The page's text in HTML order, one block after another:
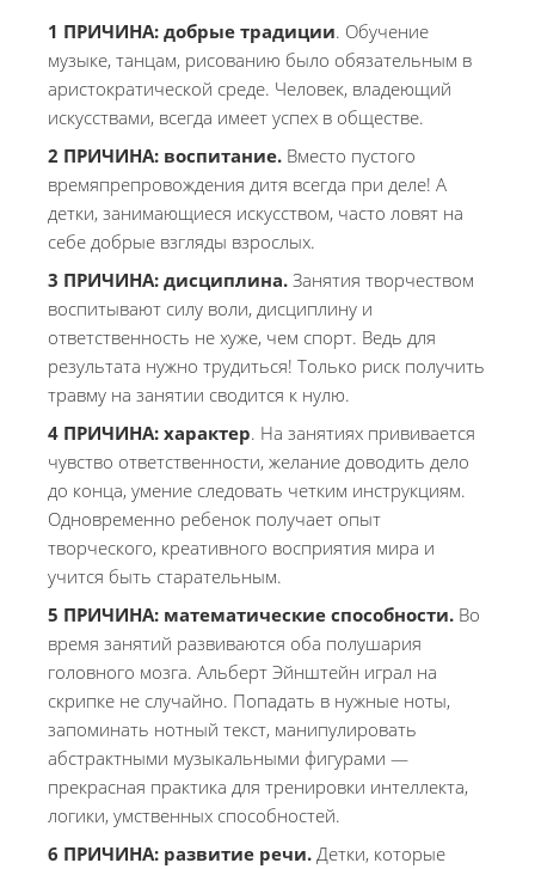
1 ПРИЧИНА: добрые традиции. Обучение
музыке, танцам, рисованию было обязательным в
аристократической среде. Человек, владеющий
искусствами, всегда имеет успех в обществе.
2 ПРИЧИНА: воспитание. Вместо пустого
времяпрепровождения дитя всегда при деле! А
детки, занимающиеся искусством, часто ловят на
себе добрые взгляды взрослых.
3 ПРИЧИНА: дисциплина. Занятия творчеством
воспитывают силу воли, дисциплину и
ответственность не хуже, чем спорт. Ведь для
результата нужно трудиться! Только риск получить
травму на занятии сводится к нулю.
4 ПРИЧИНА: характер. На занятиях прививается
чувство ответственности, желание доводить дело
до конца, умение следовать четким инструкциям.
Одновременно ребенок получает опыт
творческого, креативного восприятия мира и
учится быть старательным.
5 ПРИЧИНА: математические способности. Во
время занятий развиваются оба полушария
головного мозга. Альберт Эйнштейн играл на
скрипке не случайно. Попадать в нужные ноты,
запоминать нотный текст, манипулировать
абстрактными музыкальными фигурами —
прекрасная практика для тренировки интеллекта,
логики, умственных способностей.
6 ПРИЧИНА: развитие речи. Детки, которые